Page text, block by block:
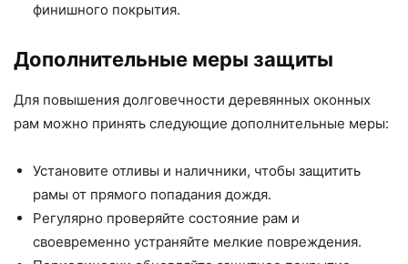
финишного покрытия.
Дополнительные меры защиты
Для повышения долговечности деревянных оконных
рам можно принять следующие дополнительные меры:
Установите отливы и наличники, чтобы защитить
рамы от прямого попадания дождя.
Регулярно проверяйте состояние рам и
своевременно устраняйте мелкие повреждения.